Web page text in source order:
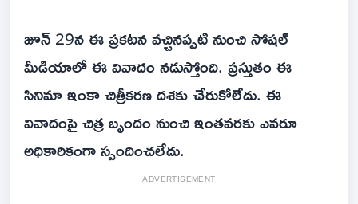
జూన్ 29న ఈ ప్రకటన వచ్చినప్పటి నుంచి సోషల్
మీడియాలో ఈ వివాదం నడుస్తోంది. ప్రస్తుతం ఈ
సినిమా ఇంకా చిత్రీకరణ దశకు చేరుకోలేదు. ఈ
వివాదంపై చిత్ర బృందం నుంచి ఇంతవరకు ఎవరూ
అధికారికంగా స్పందించలేదు.
ADVERTISEMENT